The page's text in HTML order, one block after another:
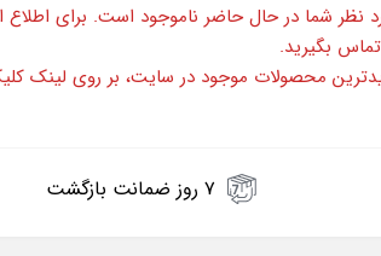
نظر شما در حال حاضر ناموجود است. برای
تماس بگیرید.
محصولات موجود در سایت، بر روی لینک
۷ روز ضمانت بازگشت